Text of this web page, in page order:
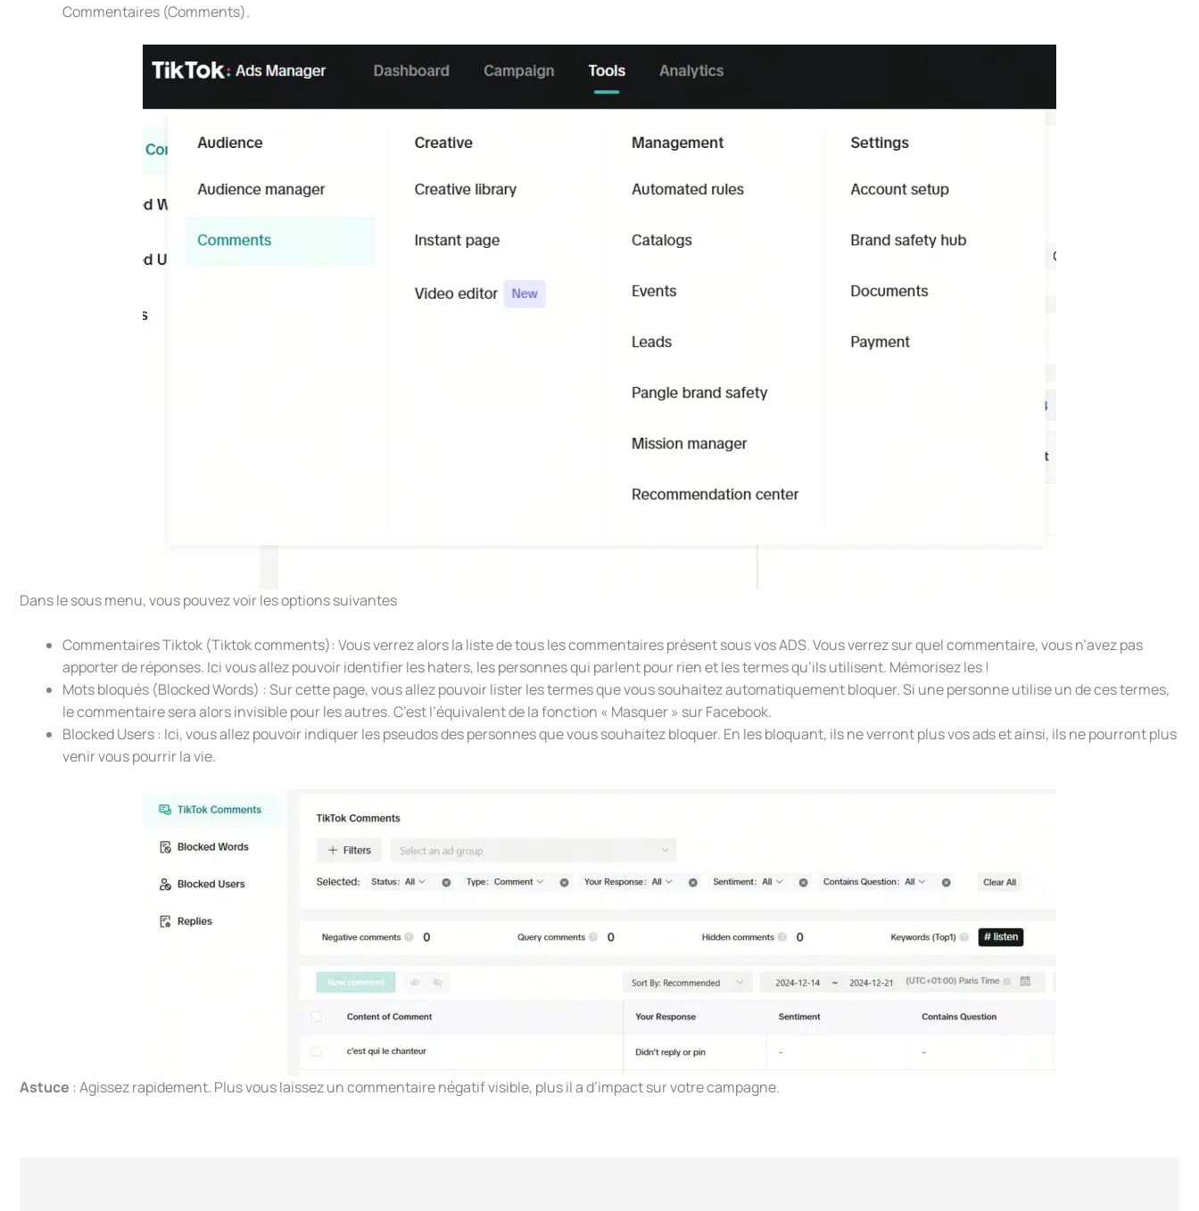
Commentaires (Comments).
Dans le sous menu, vous pouvez voir les options suivantes
Commentaires Tiktok (Tiktok comments): Vous verrez alors la liste de tous les commentaires présent sous vos ADS. Vous verrez sur quel commentaire, vous n’avez pas
apporter de réponses. Ici vous allez pouvoir identifier les haters, les personnes qui parlent pour rien et les termes qu’ils utilisent. Mémorisez les !
Mots bloqués (Blocked Words) : Sur cette page, vous allez pouvoir lister les termes que vous souhaitez automatiquement bloquer. Si une personne utilise un de ces termes,
le commentaire sera alors invisible pour les autres. C’est l’équivalent de la fonction « Masquer » sur Facebook.
Blocked Users : Ici, vous allez pouvoir indiquer les pseudos des personnes que vous souhaitez bloquer. En les bloquant, ils ne verront plus vos ads et ainsi, ils ne pourront plus
venir vous pourrir la vie.
Astuce : Agissez rapidement. Plus vous laissez un commentaire négatif visible, plus il a d’impact sur votre campagne.